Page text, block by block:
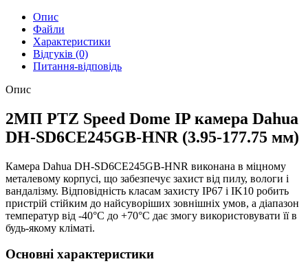
Опис
Файли
Характеристики
Відгуків (0)
Питання-відповідь
Опис
2MП PTZ Speed Dome IP камера Dahua
DH-SD6CE245GB-HNR (3.95-177.75 мм)
Камера Dahua DH-SD6CE245GB-HNR виконана в міцному
металевому корпусі, що забезпечує захист від пилу, вологи і
вандалізму. Відповідність класам захисту IP67 і IK10 робить
пристрій стійким до найсуворіших зовнішніх умов, а діапазон
температур від -40°С до +70°С дає змогу використовувати її в
будь-якому кліматі.
Основні характеристики